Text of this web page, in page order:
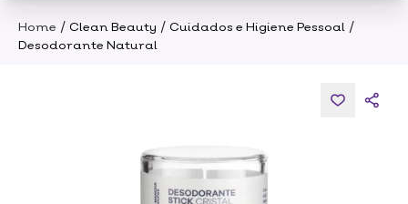
Home / Clean Beauty / Cuidados e Higiene Pessoal /
Desodorante Natural